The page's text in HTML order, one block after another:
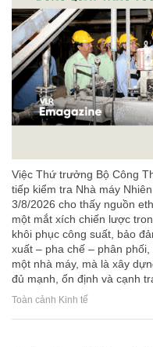
Việc Thứ trưởng Bộ Công
tiếp kiểm tra Nhà máy
3/8/2026 cho thấy nguồn
một mắt xích chiến lược
khôi phục công suất, bảo
xuất – pha chế – phân
một nhà máy, mà là xây
đủ mạnh, ổn định và cạnh
Toàn cảnh Kinh tế